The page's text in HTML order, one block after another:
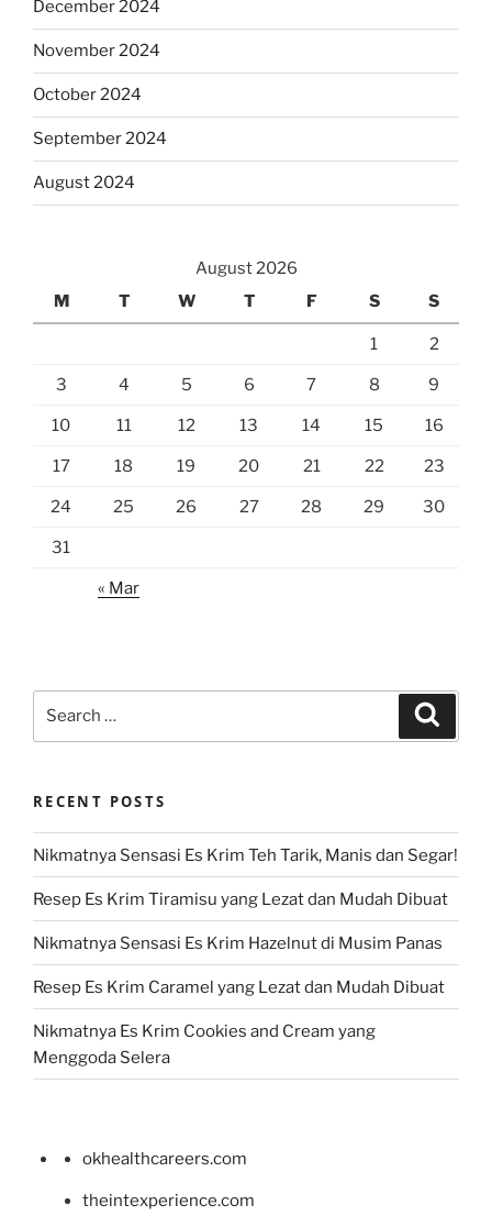
December 2024
November 2024
October 2024
September 2024
August 2024
August 2026
M
T W T F S S
1 2
3 4 5 6 7 8 9
10 11 12 13 14 15 16
17 18 19 20 21 22 23
24 25 26 27 28 29 30
31
« Mar
RECENT POSTS
Nikmatnya Sensasi Es Krim Teh Tarik, Manis dan Segar!
Resep Es Krim Tiramisu yang Lezat dan Mudah Dibuat
Nikmatnya Sensasi Es Krim Hazelnut di Musim Panas
Resep Es Krim Caramel yang Lezat dan Mudah Dibuat
Nikmatnya Es Krim Cookies and Cream yang
Menggoda Selera
okhealthcareers.com
theintexperience.com